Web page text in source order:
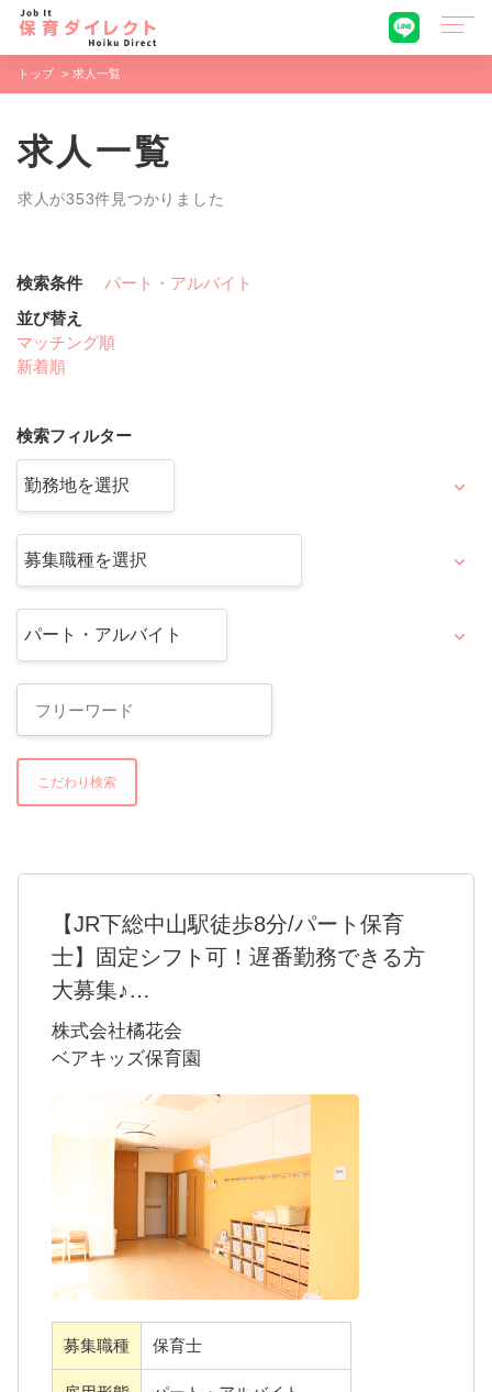
トップ 求人一覧
求人一覧
求人が353件見つかりました
検索条件
パート・アルバイト
並び替え
マッチング順
新着順
検索フィルター
こだわり検索
【JR下総中山駅徒歩8分/パート保育
士】固定シフト可！遅番勤務できる方
大募集♪
当園は現在配置基準は満たしておりますが、
余裕のある保育を見据えての募集です。
現在遅番（19時まで勤務）ができる方を募集
しております。
勤務日数は応相談。
①１日６時間以上、20日の勤務が可能な方
別途市処遇改善手当が付与されます。
②非常勤勤務の方（朝又は遅勤務）
扶養内も可能です。早、遅可能で時給UP！
その他の勤務時間もお気軽にご相談くださ
株式会社橘花会
ベアキッズ保育園
募集職種 保育士